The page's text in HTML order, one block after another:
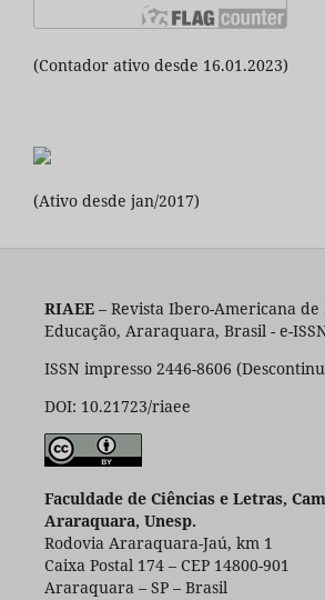
(Contador ativo desde 16.01.2023)
(Ativo desde jan/2017)
RIAEE– Revista Ibero-Americana de
Educação, Araraquara, Brasil - e-
ISSN impresso 2446-8606
DOI: 10.21723/riaee
Faculdade de Ciências e Letras,
Araraquara, Unesp.
Rodovia Araraquara-Jaú, km 1
Caixa Postal 174 – CEP 14800-901
Araraquara – SP – Brasil